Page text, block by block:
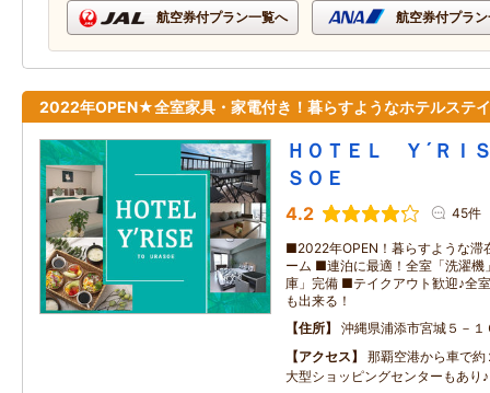
航空券付プラン一覧へ 航空券付プラ
2022年OPEN★全室家具・家電付き！暮らすようなホテルステイ
ＨＯＴＥＬ Ｙ´Ｒ
ＳＯＥ
4.2 45件
■2022年OPEN！暮らすような滞
ーム ■連泊に最適！全室「洗濯機
庫」完備 ■テイクアウト歓迎♪全
も出来る！
住所
沖縄県浦添市宮城５－１
アクセス
那覇空港から車で
大型ショッピングセンターもあり♪